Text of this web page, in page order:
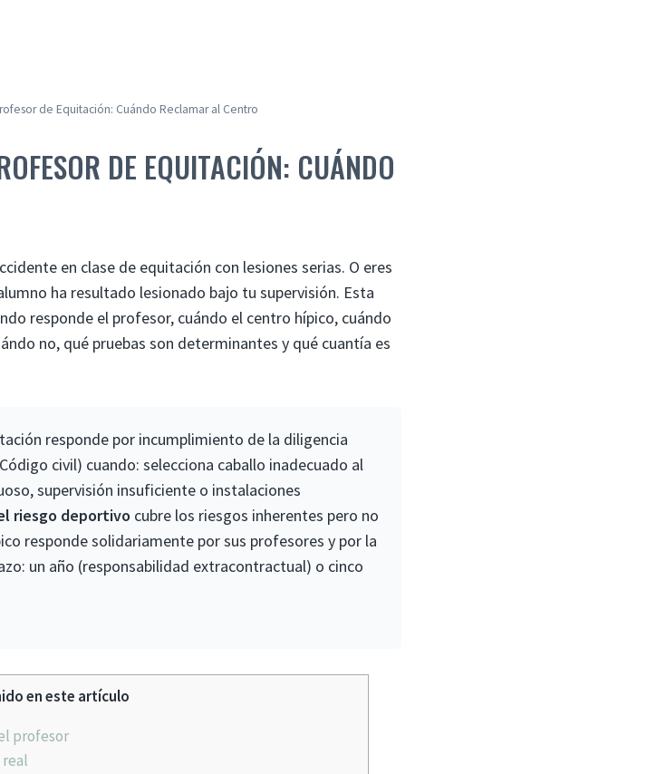
de Equitación: Cuándo Reclamar al Centro
DE EQUITACIÓN: CUÁNDO
en clase de equitación con lesiones serias. O eres
ha resultado lesionado bajo tu supervisión. Esta
responde el profesor, cuándo el centro hípico, cuándo
no, qué pruebas son determinantes y qué cuantía es
responde por incumplimiento de la diligencia
civil) cuando: selecciona caballo inadecuado al
supervisión insuficiente o instalaciones
riesgo deportivo cubre los riesgos inherentes pero no
responde solidariamente por sus profesores y por la
un año (responsabilidad extracontractual) o cinco
en este artículo
profesor